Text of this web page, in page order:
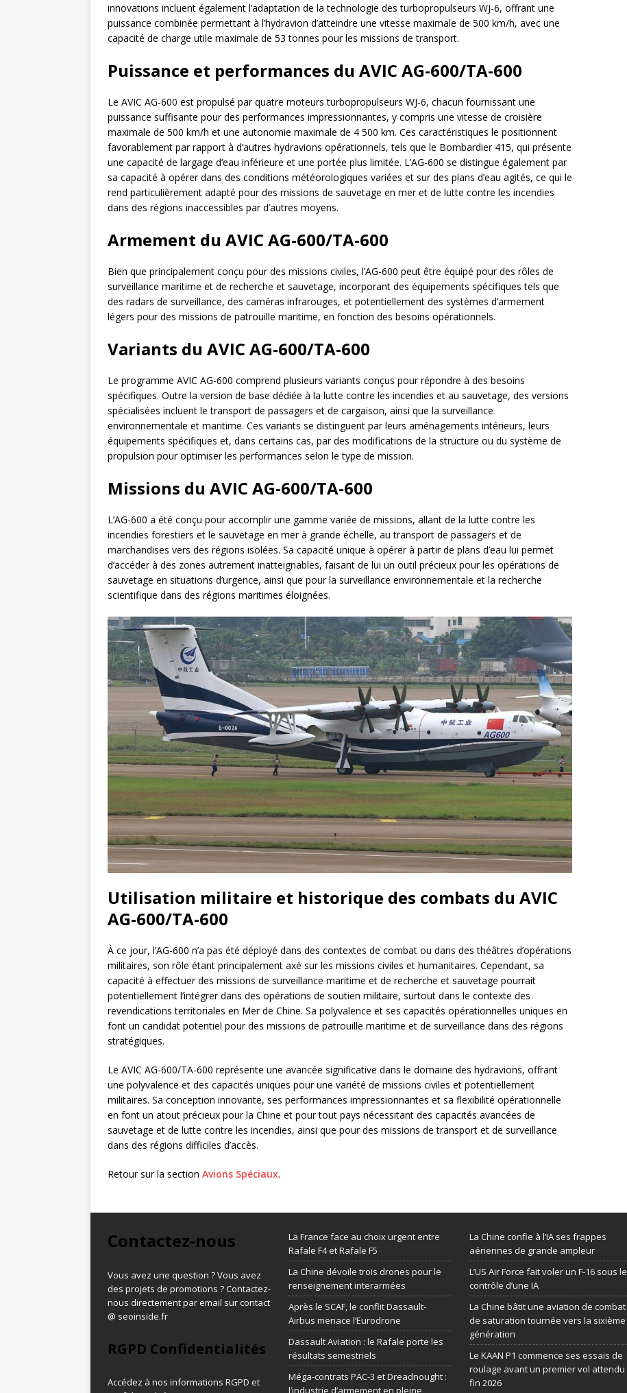
innovations incluent également l’adaptation de la technologie des turbopropulseurs WJ-6, offrant une
puissance combinée permettant à l’hydravion d’atteindre une vitesse maximale de 500 km/h, avec une
capacité de charge utile maximale de 53 tonnes pour les missions de transport.
Puissance et performances du AVIC AG-600/TA-600
Le AVIC AG-600 est propulsé par quatre moteurs turbopropulseurs WJ-6, chacun fournissant une
puissance suffisante pour des performances impressionnantes, y compris une vitesse de croisière
maximale de 500 km/h et une autonomie maximale de 4 500 km. Ces caractéristiques le positionnent
favorablement par rapport à d’autres hydravions opérationnels, tels que le Bombardier 415, qui présente
une capacité de largage d’eau inférieure et une portée plus limitée. L’AG-600 se distingue également par
sa capacité à opérer dans des conditions météorologiques variées et sur des plans d’eau agités, ce qui le
rend particulièrement adapté pour des missions de sauvetage en mer et de lutte contre les incendies
dans des régions inaccessibles par d’autres moyens.
Armement du AVIC AG-600/TA-600
Bien que principalement conçu pour des missions civiles, l’AG-600 peut être équipé pour des rôles de
surveillance maritime et de recherche et sauvetage, incorporant des équipements spécifiques tels que
des radars de surveillance, des caméras infrarouges, et potentiellement des systèmes d’armement
légers pour des missions de patrouille maritime, en fonction des besoins opérationnels.
Variants du AVIC AG-600/TA-600
Le programme AVIC AG-600 comprend plusieurs variants conçus pour répondre à des besoins
spécifiques. Outre la version de base dédiée à la lutte contre les incendies et au sauvetage, des versions
spécialisées incluent le transport de passagers et de cargaison, ainsi que la surveillance
environnementale et maritime. Ces variants se distinguent par leurs aménagements intérieurs, leurs
équipements spécifiques et, dans certains cas, par des modifications de la structure ou du système de
propulsion pour optimiser les performances selon le type de mission.
Missions du AVIC AG-600/TA-600
L’AG-600 a été conçu pour accomplir une gamme variée de missions, allant de la lutte contre les
incendies forestiers et le sauvetage en mer à grande échelle, au transport de passagers et de
marchandises vers des régions isolées. Sa capacité unique à opérer à partir de plans d’eau lui permet
d’accéder à des zones autrement inatteignables, faisant de lui un outil précieux pour les opérations de
sauvetage en situations d’urgence, ainsi que pour la surveillance environnementale et la recherche
scientifique dans des régions maritimes éloignées.
Utilisation militaire et historique des combats du AVIC
AG-600/TA-600
À ce jour, l’AG-600 n’a pas été déployé dans des contextes de combat ou dans des théâtres d’opérations
militaires, son rôle étant principalement axé sur les missions civiles et humanitaires. Cependant, sa
capacité à effectuer des missions de surveillance maritime et de recherche et sauvetage pourrait
potentiellement l’intégrer dans des opérations de soutien militaire, surtout dans le contexte des
revendications territoriales en Mer de Chine. Sa polyvalence et ses capacités opérationnelles uniques en
font un candidat potentiel pour des missions de patrouille maritime et de surveillance dans des régions
stratégiques.
Le AVIC AG-600/TA-600 représente une avancée significative dans le domaine des hydravions, offrant
une polyvalence et des capacités uniques pour une variété de missions civiles et potentiellement
militaires. Sa conception innovante, ses performances impressionnantes et sa flexibilité opérationnelle
en font un atout précieux pour la Chine et pour tout pays nécessitant des capacités avancées de
sauvetage et de lutte contre les incendies, ainsi que pour des missions de transport et de surveillance
dans des régions difficiles d’accès.
Retour sur la section Avions Spéciaux.
Contactez-nous
Vous avez une question ? Vous avez
des projets de promotions ? Contactez-
nous directement par email sur contact
@ seoinside.fr
RGPD Confidentialités
Accédez à nos informations RGPD et
La France face au choix urgent entre
Rafale F4 et Rafale F5
La Chine dévoile trois drones pour le
renseignement interarmées
Après le SCAF, le conflit Dassault-
Airbus menace l’Eurodrone
Dassault Aviation : le Rafale porte les
résultats semestriels
Méga-contrats PAC-3 et Dreadnought :
l’industrie d’armement en pleine
La Chine confie à l’IA ses frappes
aériennes de grande ampleur
L’US Air Force fait voler un F-16 sous le
contrôle d’une IA
La Chine bâtit une aviation de combat
de saturation tournée vers la sixième
génération
Le KAAN P1 commence ses essais de
roulage avant un premier vol attendu
fin 2026